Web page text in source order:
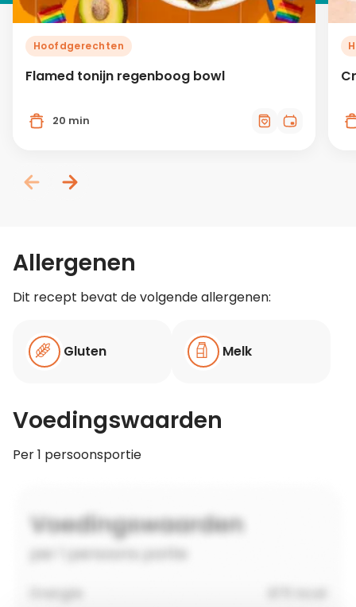
Hoofdgerechten
Flamed tonijn regenboog bowl
20 min
Allergenen
Dit recept bevat de volgende allergenen:
Gluten Melk
Voedingswaarden
Per 1 persoonsportie